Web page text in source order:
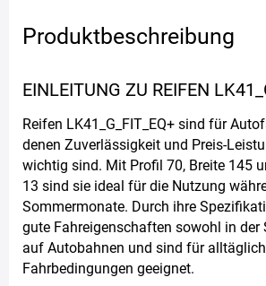
Produktbeschreibung
EINLEITUNG ZU REIFEN
Reifen LK41_G_FIT_EQ+ sind für
denen Zuverlässigkeit und Preis-
wichtig sind. Mit Profil 70, Breite 145
13 sind sie ideal für die Nutzung
Sommermonate. Durch ihre
gute Fahreigenschaften sowohl in der
auf Autobahnen und sind für
Fahrbedingungen geeignet.